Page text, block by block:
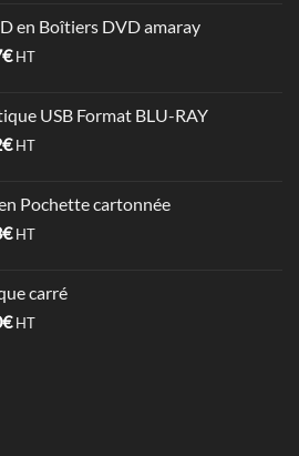
6,78€
à
en Boîtiers DVD amaray
€Plage
1,53€
à
HT
USB Format BLU-RAY
€Plage
1,52€
à
HT
Pochette cartonnée
€Plage
5,98€
à
HT
carré
€Plage
HT